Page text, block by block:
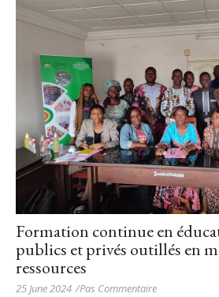
Formation continue en
publics et privés outillés en
ressources
25 June 2024 /Pas Commentaire